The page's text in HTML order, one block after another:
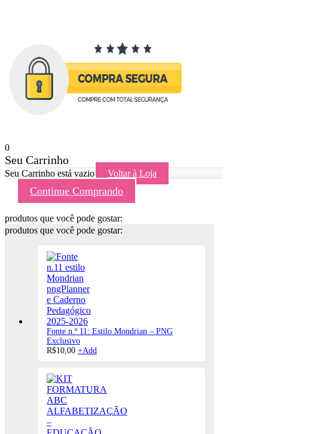
0
Seu Carrinho
Seu Carrinho está vazio Voltar à Loja
Continue Comprando
produtos que você pode gostar:
produtos que você pode gostar:
Fonte n.º 11: Estilo Mondrian – PNG
Exclusivo
R$10,00 +Add